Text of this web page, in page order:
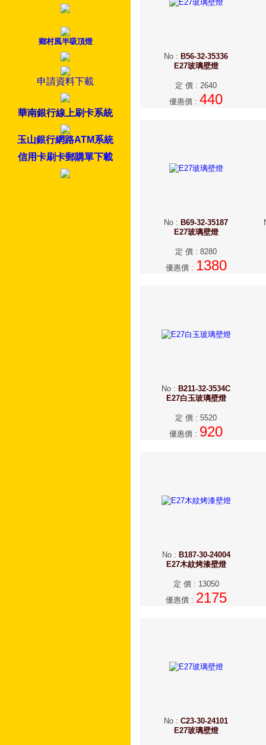
鄉村風半吸頂燈
申請資料下載
華南銀行線上刷卡系統
玉山銀行網路ATM系統
信用卡刷卡郵購單下載
No : B56-32-35336
E27玻璃壁燈
定 價 : 2640
優惠價 : 440
No : B69-32-35187
E27玻璃壁燈
定 價 : 8280
優惠價: 1380
No : B211-32-3534C
E27白玉玻璃壁燈
定 價 : 5520
優惠價 : 920
No: B187-30-24004
E27木紋烤漆壁燈
定 價: 13050
優惠價: 2175
No : C23-30-24101
E27玻璃壁燈